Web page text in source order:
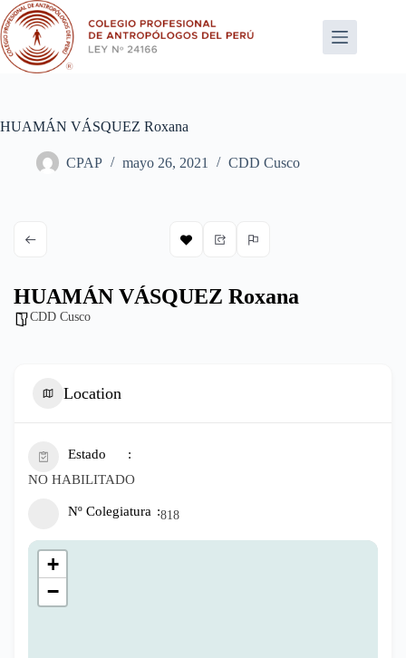
Saltar
al
contenido
HUAMÁN VÁSQUEZ Roxana
CPAP mayo 26, 2021 CDD Cusco
HUAMÁN VÁSQUEZ Roxana
CDD Cusco
Location
Estado
NO HABILITADO
Nº Colegiatura 818
+
−